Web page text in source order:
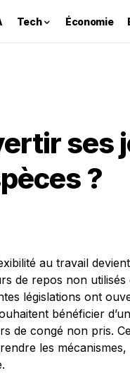
Tech Économie
ses
?
au travail
de repos non
législations ont
bénéficier
de congé non pris.
les